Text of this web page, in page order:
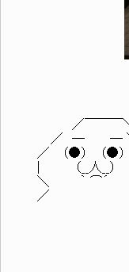
／￣￣￣
／ ─ ─
／ （●） （●）
| （__人__）
＼ ｀ ⌒´
／